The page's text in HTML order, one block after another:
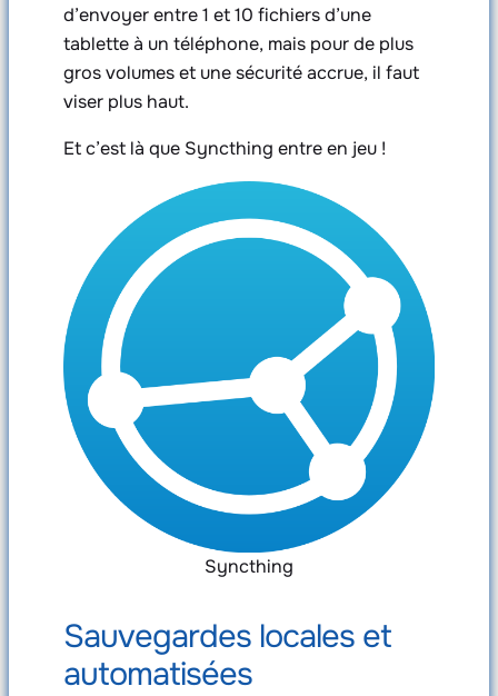
d’envoyer entre 1 et 10 fichiers d’une
tablette à un téléphone, mais pour de plus
gros volumes et une sécurité accrue, il faut
viser plus haut.
Et c’est là que Syncthing entre en jeu !
Syncthing
Sauvegardes locales et
automatisées